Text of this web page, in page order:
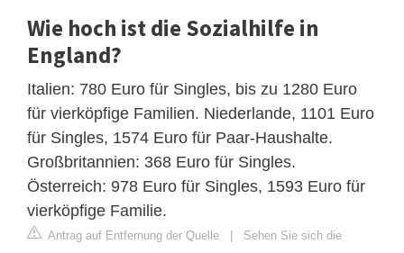
Wie hoch ist die Sozialhilfe in
England?
Italien: 780 Euro für Singles, bis zu 1280 Euro
für vierköpfige Familien. Niederlande, 1101 Euro
für Singles, 1574 Euro für Paar-Haushalte.
Großbritannien: 368 Euro für Singles.
Österreich: 978 Euro für Singles, 1593 Euro für
vierköpfige Familie.
Antrag auf Entfernung der Quelle | Sehen Sie sich die